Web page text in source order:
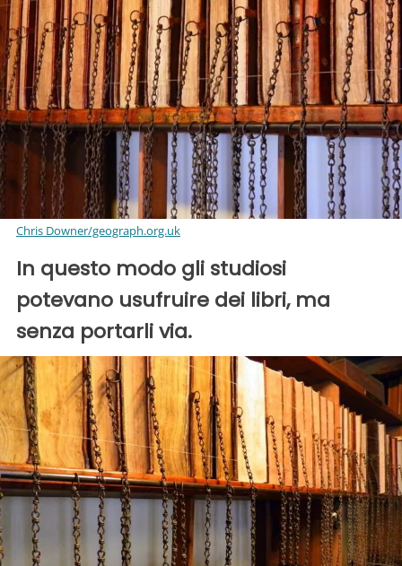
Chris Downer/geograph.org.uk
In questo modo gli studiosi
potevano usufruire dei libri, ma
senza portarli via.